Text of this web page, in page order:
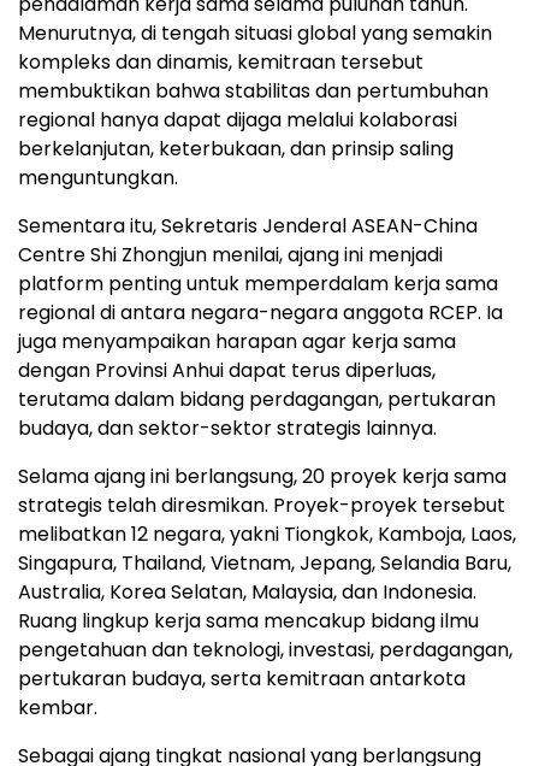
Menurutnya, di tengah situasi global yang semakin
kompleks dan dinamis, kemitraan tersebut
membuktikan bahwa stabilitas dan pertumbuhan
regional hanya dapat dijaga melalui kolaborasi
berkelanjutan, keterbukaan, dan prinsip saling
menguntungkan.
Sementara itu, Sekretaris Jenderal ASEAN-China
Centre Shi Zhongjun menilai, ajang ini menjadi
platform penting untuk memperdalam kerja sama
regional di antara negara-negara anggota RCEP. Ia
juga menyampaikan harapan agar kerja sama
dengan Provinsi Anhui dapat terus diperluas,
terutama dalam bidang perdagangan, pertukaran
budaya, dan sektor-sektor strategis lainnya.
Selama ajang ini berlangsung, 20 proyek kerja sama
strategis telah diresmikan. Proyek-proyek tersebut
melibatkan 12 negara, yakni Tiongkok, Kamboja, Laos,
Singapura, Thailand, Vietnam, Jepang, Selandia Baru,
Australia, Korea Selatan, Malaysia, dan Indonesia.
Ruang lingkup kerja sama mencakup bidang ilmu
pengetahuan dan teknologi, investasi, perdagangan,
pertukaran budaya, serta kemitraan antarkota
kembar.
Sebagai ajang tingkat nasional yang berlangsung